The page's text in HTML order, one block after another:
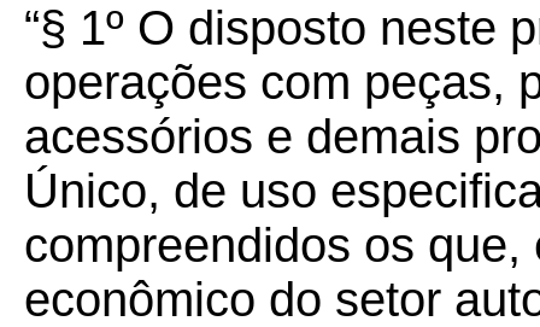
“§ 1º O disposto neste
operações com peças,
acessórios e demais
Único, de uso
compreendidos os
econômico do setor